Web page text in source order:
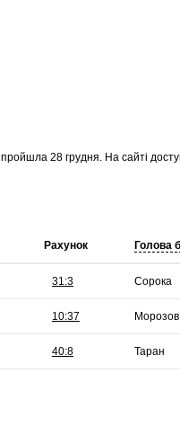
пройшла 28 грудня. На сайті
Рахунок Голова
Сорока
Морозов
Таран